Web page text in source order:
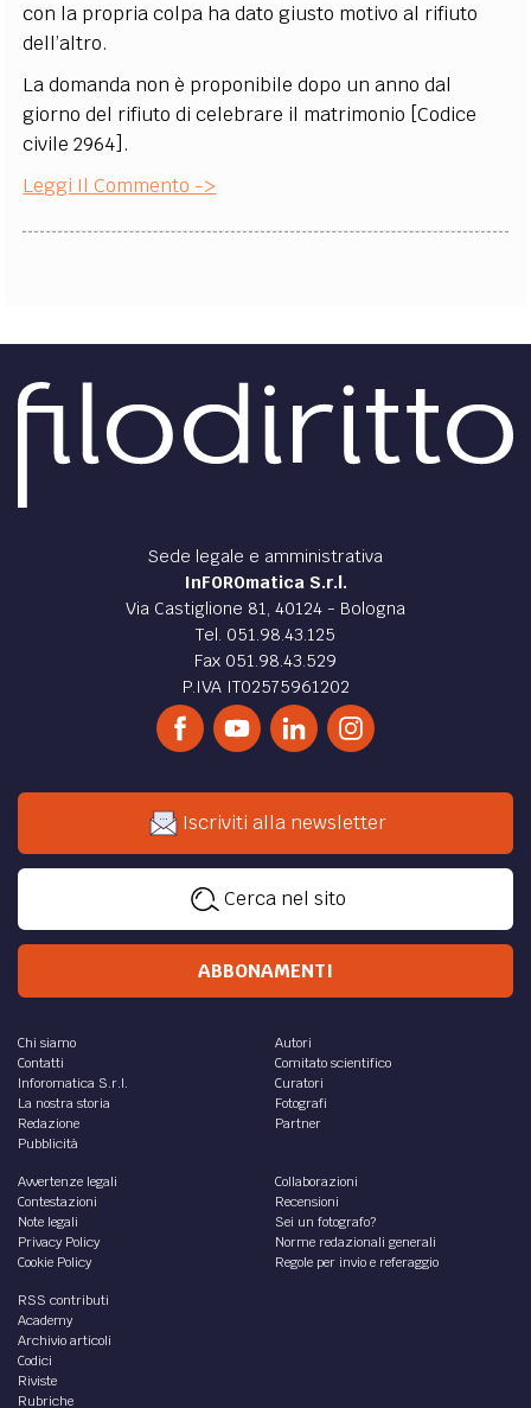
con la propria colpa ha dato giusto motivo al rifiuto
dell’altro.
La domanda non è proponibile dopo un anno dal
giorno del rifiuto di celebrare il matrimonio [Codice
civile 2964].
Leggi Il Commento ->
Sede legale e amministrativa
InFOROmatica S.r.l.
Via Castiglione 81, 40124 - Bologna
Tel. 051.98.43.125
Fax 051.98.43.529
P.IVA IT02575961202
Iscriviti alla newsletter
Cerca nel sito
ABBONAMENTI
Chi siamo
Contatti
Inforomatica S.r.l.
La nostra storia
Redazione
Pubblicità
Autori
Comitato scientifico
Curatori
Fotografi
Partner
Avvertenze legali
Contestazioni
Note legali
Privacy Policy
Cookie Policy
Collaborazioni
Recensioni
Sei un fotografo?
Norme redazionali generali
Regole per invio e referaggio
RSS contributi
Academy
Archivio articoli
Codici
Riviste
Rubriche